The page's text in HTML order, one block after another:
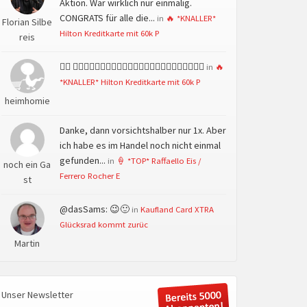
Florian Silbe
reis
CONGRATS für alle die... in 🔥 *KNALLER*
Hilton Kreditkarte mit 60k P
heimhomie
👍🏻 👍🏻👍🏻👍🏻👍🏻👍🏻👍🏻👍🏻👍🏻👍🏻👍🏻👍🏻👍🏻 in 🔥
*KNALLER* Hilton Kreditkarte mit 60k P
noch ein Ga
st
Danke, dann vorsichtshalber nur 1x. Aber
ich habe es im Handel noch nicht einmal
gefunden... in 🍦 *TOP* Raffaello Eis /
Ferrero Rocher E
Martin
@dasSams: 😉🙂 in Kaufland Card XTRA
Glücksrad kommt zurüc
Unser Newsletter